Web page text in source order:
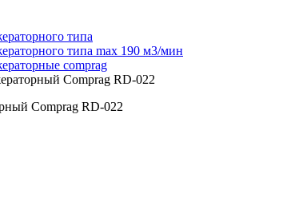
типа
типа max 190 м3/мин
comprag
Comprag RD-022
Comprag RD-022